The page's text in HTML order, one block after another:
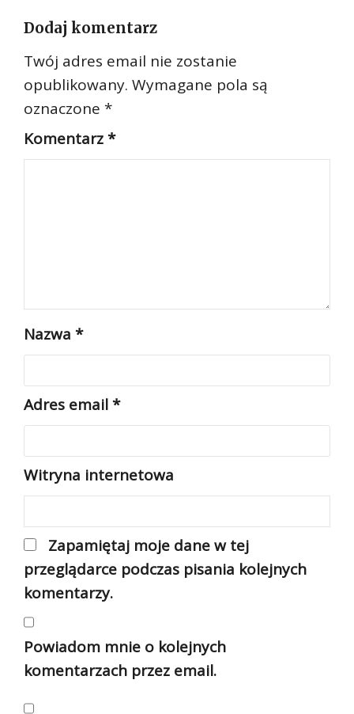
Dodaj komentarz
Twój adres email nie zostanie
opublikowany. Wymagane pola są
oznaczone *
Komentarz*
Nazwa *
Adres email*
Witryna internetowa
Zapamiętaj moje dane w tej
przeglądarce podczas pisania kolejnych
komentarzy.
Powiadom mnie o kolejnych
komentarzach przez email.